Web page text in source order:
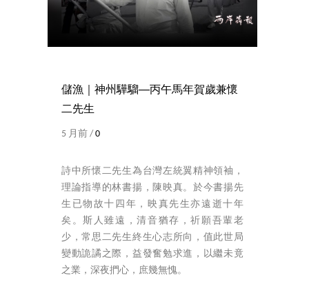
儲漁｜神州驊騮──丙午馬年賀歲兼懷
二先生
5 月前 / 0
詩中所懷二先生為台灣左統翼精神領袖，
理論指導的林書揚，陳映真。於今書揚先
生已物故十四年，映真先生亦遠逝十年
矣。斯人雖遠，清音猶存，祈願吾輩老
少，常思二先生終生心志所向，值此世局
變動詭譎之際，益發奮勉求進，以繼未竟
之業，深夜捫心，庶幾無愧。